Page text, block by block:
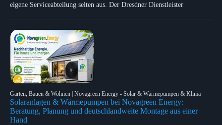
eigene Serviceabteilung selten aus. Der Dresdner Dienstleister
Garten, Bauen & Wohnen | Novagreen Energy - Solar & Wärmepumpen & Klima
Solaranlagen & Wärmepumpen bei Novagreen Energy:
Beratung, Planung und deutschlandweite Montage aus einer
Hand